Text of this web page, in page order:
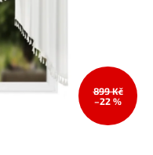
899 Kč
–22 %